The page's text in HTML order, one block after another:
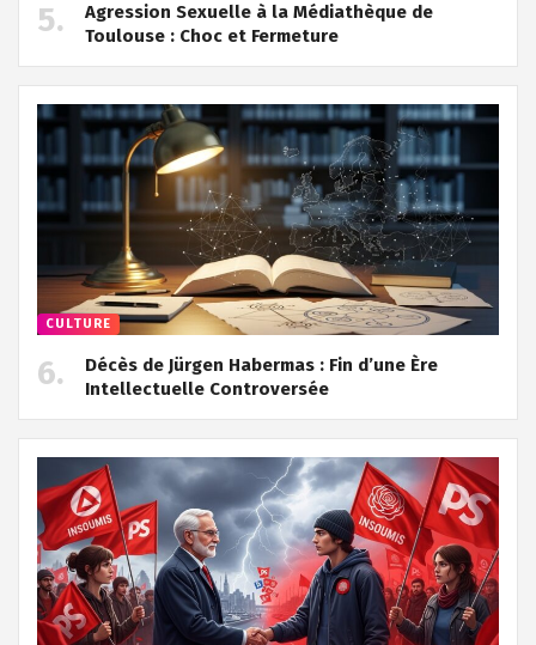
Agression Sexuelle à la Médiathèque de
Toulouse : Choc et Fermeture
CULTURE
Décès de Jürgen Habermas : Fin d’une Ère
Intellectuelle Controversée